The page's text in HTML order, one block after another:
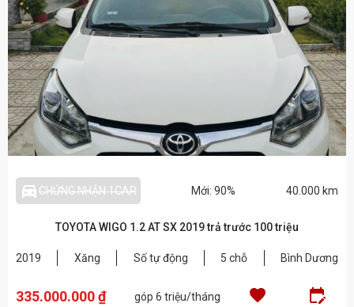
directions_car_filled_outlined
CHỨNG NHẬN 1CAR Mới: 90% 40.000 km
TOYOTA WIGO 1.2 AT SX 2019 trả trước 100 triệu
2019 Xăng Số tự động 5 chỗ Bình Dương
335.000.000 ₫ góp 6 triệu/tháng favorite